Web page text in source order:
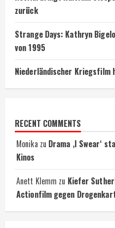
zurück
Strange Days: Kathryn
von 1995
Niederländischer Kriegsfilm
RECENT COMMENTS
Monika zu Drama ‚I Swear‘
Kinos
Anett Klemm zu Kiefer
Actionfilm gegen